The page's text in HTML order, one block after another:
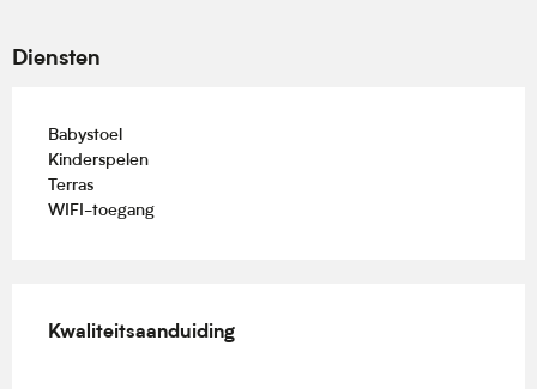
Diensten
Babystoel
Kinderspelen
Terras
WIFI-toegang
Kwaliteitsaanduiding
Kwaliteitsaanduiding